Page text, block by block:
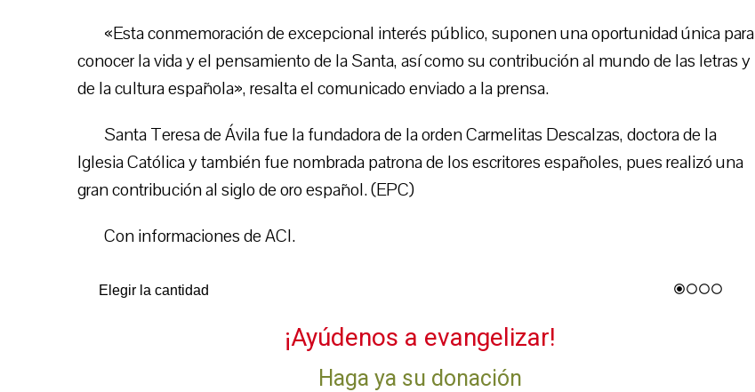
«Esta conmemoración de excepcional interés público, suponen una oportunidad única para
conocer la vida y el pensamiento de la Santa, así como su contribución al mundo de las letras y
de la cultura española», resalta el comunicado enviado a la prensa.
Santa Teresa de Ávila fue la fundadora de la orden Carmelitas Descalzas, doctora de la
Iglesia Católica y también fue nombrada patrona de los escritores españoles, pues realizó una
gran contribución al siglo de oro español. (EPC)
Con informaciones de ACI.